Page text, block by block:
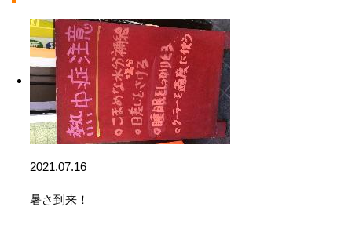
2021.07.16
暑さ到来！